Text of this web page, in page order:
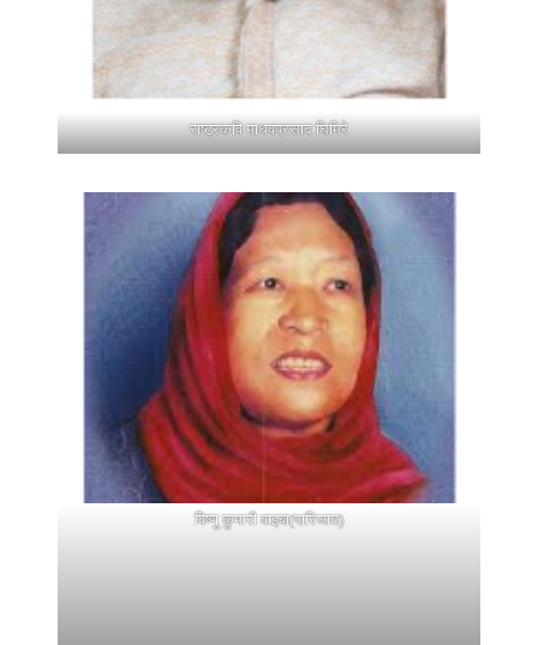
राष्ट्रकवि माधवप्रसाद घिमिरे
विष्णु कुमारी वाइबा(पारिजात)